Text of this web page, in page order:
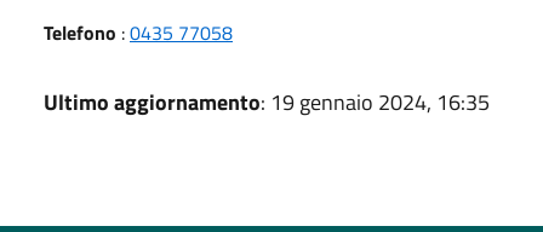
Telefono :0435 77058
Ultimo aggiornamento: 19 gennaio 2024, 16:35